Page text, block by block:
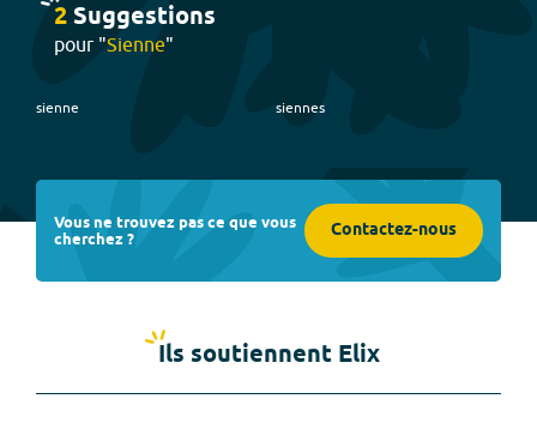
2Suggestions
pour "Sienne"
sienne siennes
Vous ne trouvez pas ce que vous
cherchez ? Contactez-nous
Ils soutiennent Elix